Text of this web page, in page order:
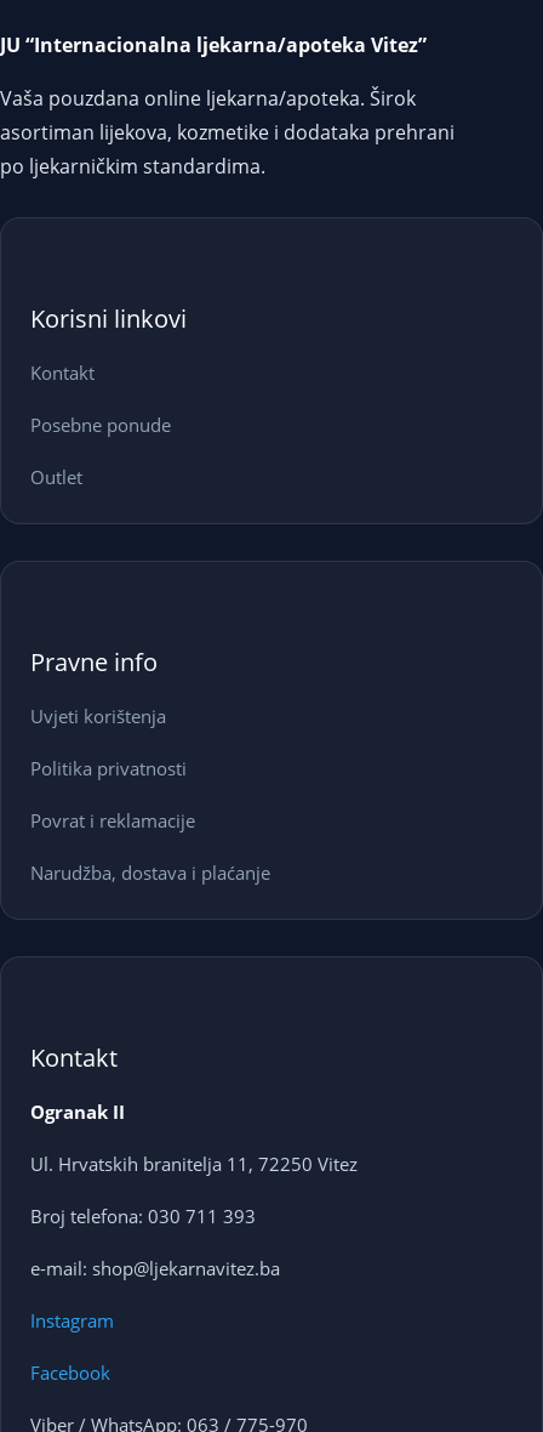
JU “Internacionalna ljekarna/apoteka Vitez”
Vaša pouzdana online ljekarna/apoteka. Širok
asortiman lijekova, kozmetike i dodataka prehrani
po ljekarničkim standardima.
Korisni linkovi
Kontakt
Posebne ponude
Outlet
Pravne info
Uvjeti korištenja
Politika privatnosti
Povrat i reklamacije
Narudžba, dostava i plaćanje
Kontakt
Ogranak II
Ul. Hrvatskih branitelja 11, 72250 Vitez
Broj telefona: 030 711 393
e-mail: shop@ljekarnavitez.ba
Instagram
Facebook
Viber / WhatsApp: 063 / 775-970